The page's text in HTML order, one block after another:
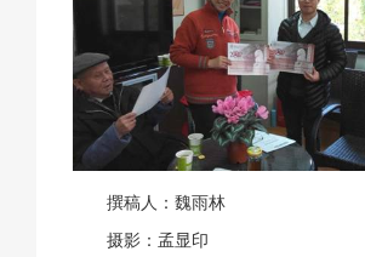
撰稿人：魏雨林
摄影：孟显印